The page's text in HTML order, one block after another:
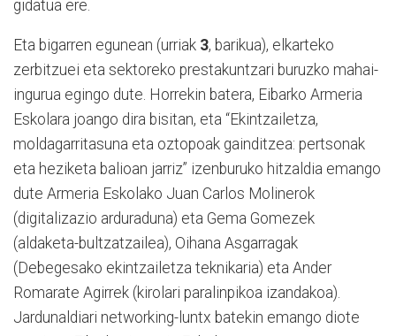
gidatua ere.
Eta bigarren egunean (urriak 3, barikua), elkarteko
zerbitzuei eta sektoreko prestakuntzari buruzko mahai-
ingurua egingo dute. Horrekin batera, Eibarko Armeria
Eskolara joango dira bisitan, eta “Ekintzailetza,
moldagarritasuna eta oztopoak gainditzea: pertsonak
eta heziketa balioan jarriz” izenburuko hitzaldia emango
dute Armeria Eskolako Juan Carlos Molinerok
(digitalizazio arduraduna) eta Gema Gomezek
(aldaketa-bultzatzailea), Oihana Asgarragak
(Debegesako ekintzailetza teknikaria) eta Ander
Romarate Agirrek (kirolari paralinpikoa izandakoa).
Jardunaldiari networking-luntx batekin emango diote